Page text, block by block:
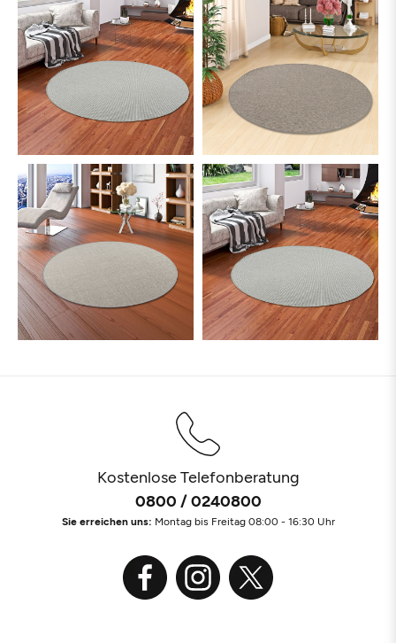
Kostenlose Telefonberatung
0800 / 0240800
Sie erreichen uns: Montag bis Freitag 08:00 - 16:30 Uhr